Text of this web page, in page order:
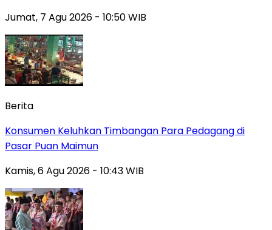
Jumat, 7 Agu 2026 - 10:50 WIB
Berita
Konsumen Keluhkan Timbangan Para Pedagang di
Pasar Puan Maimun
Kamis, 6 Agu 2026 - 10:43 WIB